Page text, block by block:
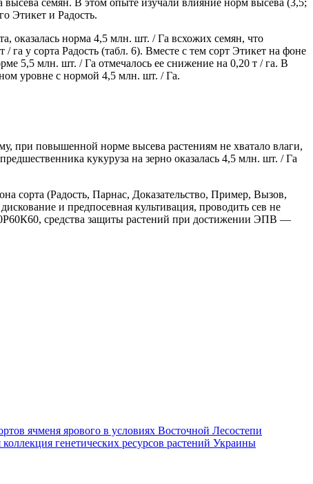
семян. В этом опыте изучали влияние норм высева (3,5;
Этикет и Радость.
оказалась норма 4,5 млн. шт. / Га всхожих семян, что
у сорта Радость (табл. 6). Вместе с тем сорт Этикет на фоне
5,5 млн. шт. / Га отмечалось ее снижение на 0,20 т / га. В
уровне с нормой 4,5 млн. шт. / Га.
при повышенной норме высева растениям не хватало влаги,
кукуруза на зерно оказалась 4,5 млн. шт. / Га
сорта (Радость, Парнас, Доказательство, Пример, Вызов,
и предпосевная культивация, проводить сев не
средства защиты растений при достижении ЭПВ —
ячменя ярового в условиях Восточной Лесостепи
генетических ресурсов растений Украины